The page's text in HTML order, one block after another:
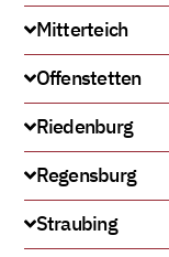
Mitterteich
Offenstetten
Riedenburg
Regensburg
Straubing